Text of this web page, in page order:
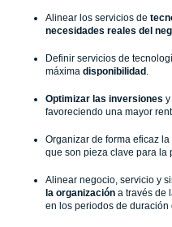
Alinear los servicios de
necesidades reales del
Definir servicios de
máxima disponibilidad .
Optimizar las inversiones y
favoreciendo una mayor
Organizar de forma eficaz la
que son pieza clave para la
Alinear negocio, servicio y
la organización a través de
en los periodos de